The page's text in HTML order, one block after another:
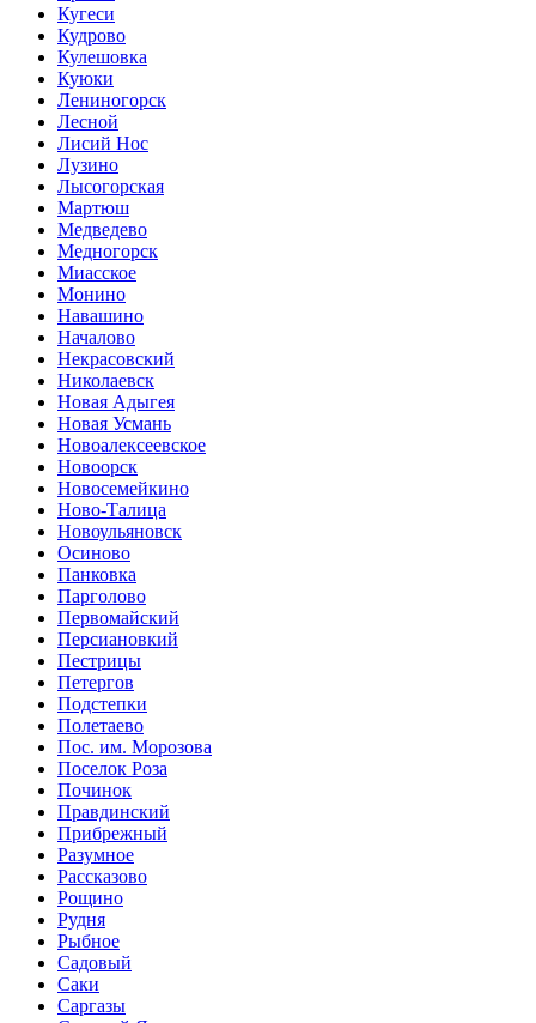
Кугеси
Кудрово
Кулешовка
Куюки
Лениногорск
Лесной
Лисий Нос
Лузино
Лысогорская
Мартюш
Медведево
Медногорск
Миасское
Монино
Навашино
Началово
Некрасовский
Николаевск
Новая Адыгея
Новая Усмань
Новоалексеевское
Новоорск
Новосемейкино
Ново-Талица
Новоульяновск
Осиново
Панковка
Парголово
Первомайский
Персиановкий
Пестрицы
Петергов
Подстепки
Полетаево
Пос. им. Морозова
Поселок Роза
Починок
Правдинский
Прибрежный
Разумное
Рассказово
Рощино
Рудня
Рыбное
Садовый
Саки
Саргазы